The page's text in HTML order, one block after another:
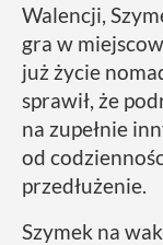
Walencji,
gra w
już życie
sprawił, że
na zupełnie
od
przedłużenie.
Szymek na